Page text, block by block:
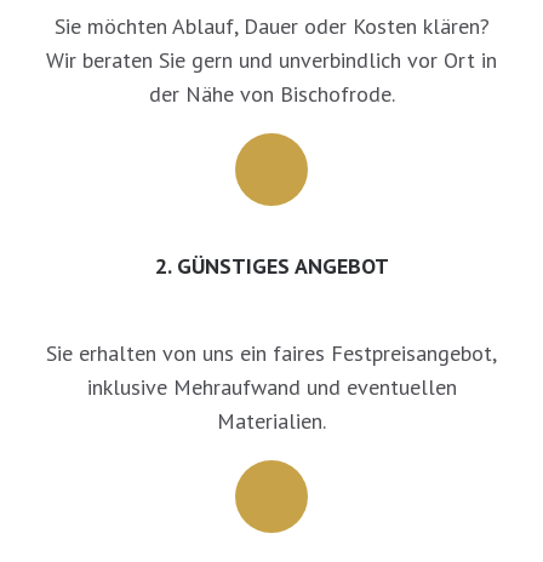
Sie möchten Ablauf, Dauer oder Kosten klären?
Wir beraten Sie gern und unverbindlich vor Ort in
der Nähe von Bischofrode.
2. GÜNSTIGES ANGEBOT
Sie erhalten von uns ein faires Festpreisangebot,
inklusive Mehraufwand und eventuellen
Materialien.